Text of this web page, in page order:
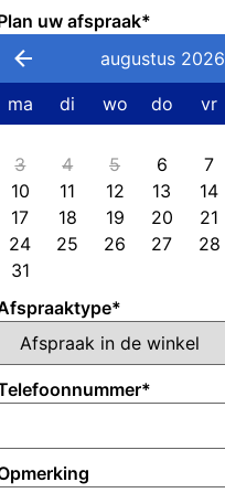
uw afspraak*
augustus 2026
ma di wo do vr
3
4 5 6 7
10
11 12 13 14
17
18 19 20 21
24
25 26 27 28
31
*
*